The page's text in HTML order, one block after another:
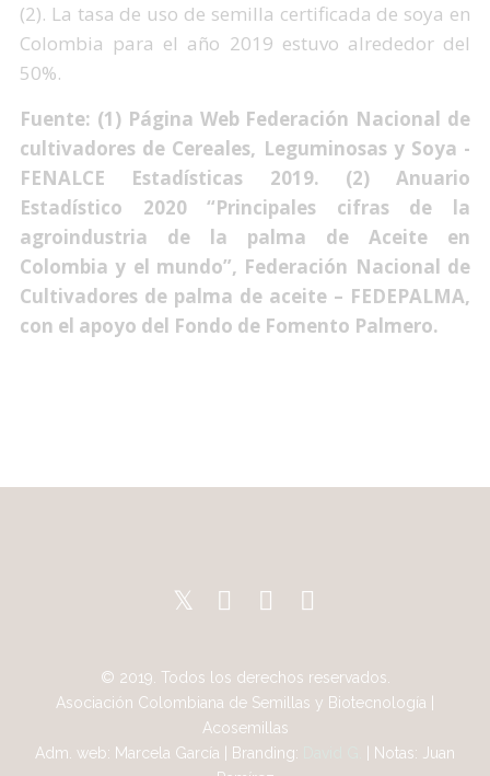
(2). La tasa de uso de semilla certificada de soya en
Colombia para el año 2019 estuvo alrededor del
50%.
Fuente: (1) Página Web Federación Nacional de
cultivadores de Cereales, Leguminosas y Soya -
FENALCE Estadísticas 2019. (2)Anuario
Estadístico 2020 “Principales cifras de la
agroindustria de la palma de Aceite en
Colombia y el mundo”, Federación Nacional de
Cultivadores de palma de aceite – FEDEPALMA,
con el apoyo del Fondo de Fomento Palmero.
© 2019. Todos los derechos reservados.
Asociación Colombiana de Semillas y Biotecnología |
Acosemillas
Adm. web: Marcela García | Branding:
| Notas: Juan